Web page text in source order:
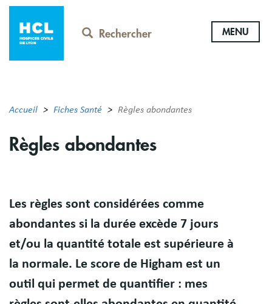
Aller
contenu
principal
Rechercher MENU
Accueil Fiches Santé Règles abondantes
Règles abondantes
Résumé
Les règles sont considérées comme
abondantes si la durée excède 7 jours
et/ou la quantité totale est supérieure à
la normale. Le score de Higham est un
outil qui permet de quantifier : mes